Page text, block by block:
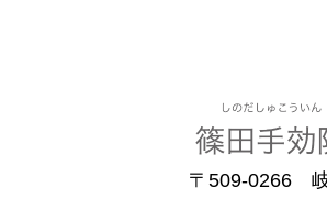
〒509-0266